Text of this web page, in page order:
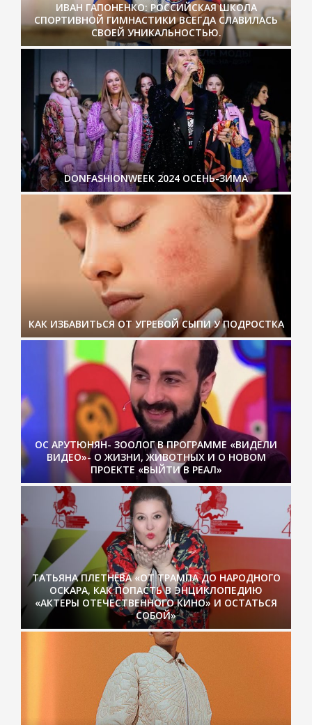
ИВАН ГАПОНЕНКО: РОССИЙСКАЯ ШКОЛА
СПОРТИВНОЙ ГИМНАСТИКИ ВСЕГДА СЛАВИЛАСЬ
СВОЕЙ УНИКАЛЬНОСТЬЮ.
DONFASHIONWEEK 2024 ОСЕНЬ-ЗИМА
КАК ИЗБАВИТЬСЯ ОТ УГРЕВОЙ СЫПИ У ПОДРОСТКА
ОС АРУТЮНЯН- ЗООЛОГ В ПРОГРАММЕ «ВИДЕЛИ
ВИДЕО»- О ЖИЗНИ, ЖИВОТНЫХ И О НОВОМ
ПРОЕКТЕ «ВЫЙТИ В РЕАЛ»
ТАТЬЯНА ПЛЕТНЁВА «ОТ ТРАМПА ДО НАРОДНОГО
ОСКАРА, КАК ПОПАСТЬ В ЭНЦИКЛОПЕДИЮ
«АКТЕРЫ ОТЕЧЕСТВЕННОГО КИНО» И ОСТАТЬСЯ
СОБОЙ»